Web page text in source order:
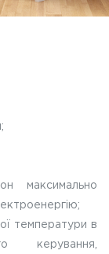
максимально
температури в
керування,